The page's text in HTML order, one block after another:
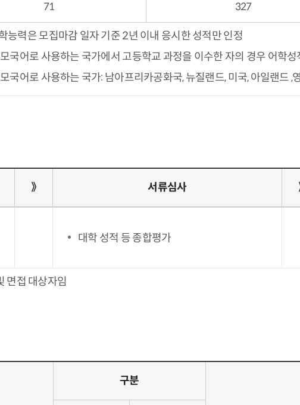
71 327
능력은 모집마감 일자 기준 2년 이내 응시한 성적만 인정
국어로 사용하는 국가에서 고등학교 과정을 이수한 자의 경우 어학
국어로 사용하는 국가: 남아프리카공화국, 뉴질랜드, 미국, 아일랜드 ,
》 서류심사
대학 성적 등 종합평가
면접 대상자임
구분